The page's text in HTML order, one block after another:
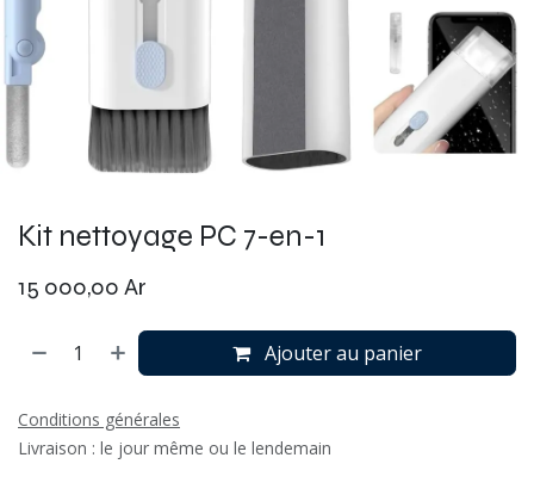
Kit nettoyage PC 7-en-1
15 000,00 Ar
Ajouter au panier
Conditions générales
Livraison : le jour même ou le lendemain